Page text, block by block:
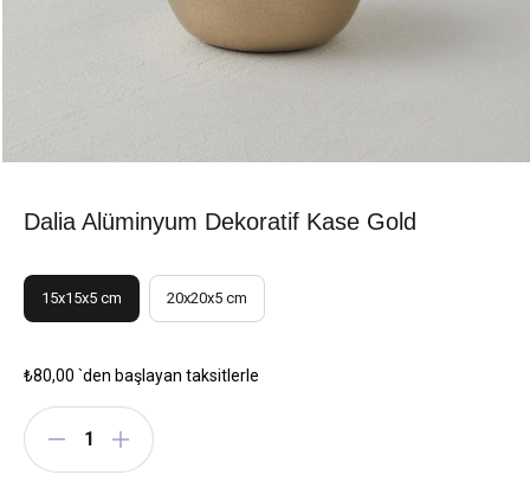
Dalia Alüminyum Dekoratif Kase Gold
15x15x5 cm 20x20x5 cm
₺80,00 `den başlayan taksitlerle